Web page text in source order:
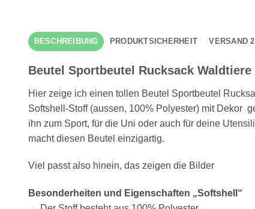
BESCHREIBUNG PRODUKTSICHERHEIT VERSAND 2
Beutel Sportbeutel Rucksack Waldtiere
Hier zeige ich einen tollen Beutel Sportbeutel
Softshell-Stoff (aussen, 100% Polyester) mit Dekor
ihn zum Sport, für die Uni oder auch für deine
macht diesen Beutel einzigartig.
Viel passt also hinein, das zeigen die Bilder
Besonderheiten und Eigenschaften „Softshell“